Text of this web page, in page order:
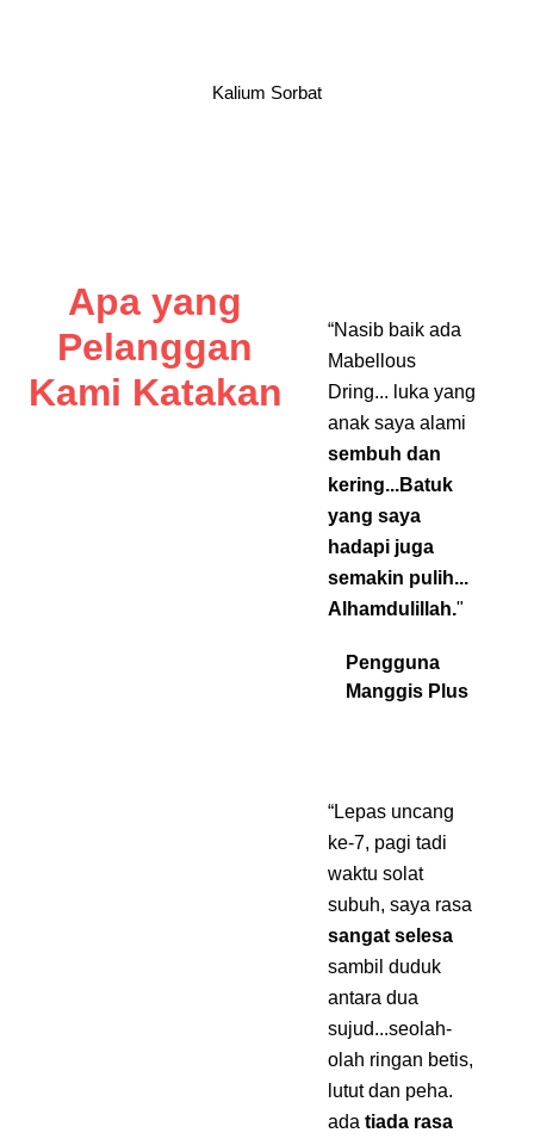
Kalium Sorbat
Apa yang
Pelanggan
Kami Katakan
“Nasib baik ada
Mabellous
Dring... luka yang
anak saya alami
sembuh dan
kering...Batuk
yang saya
hadapi juga
semakin pulih...
Alhamdulillah."
Pengguna
Manggis Plus
“Lepas uncang
ke-7, pagi tadi
waktu solat
subuh, saya rasa
sangat selesa
sambil duduk
antara dua
sujud...seolah-
olah ringan betis,
lutut dan peha.
ada tiada rasa